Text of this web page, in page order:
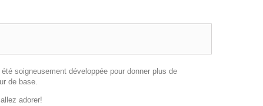
soigneusement développée pour donner plus de
de base.
adorer!